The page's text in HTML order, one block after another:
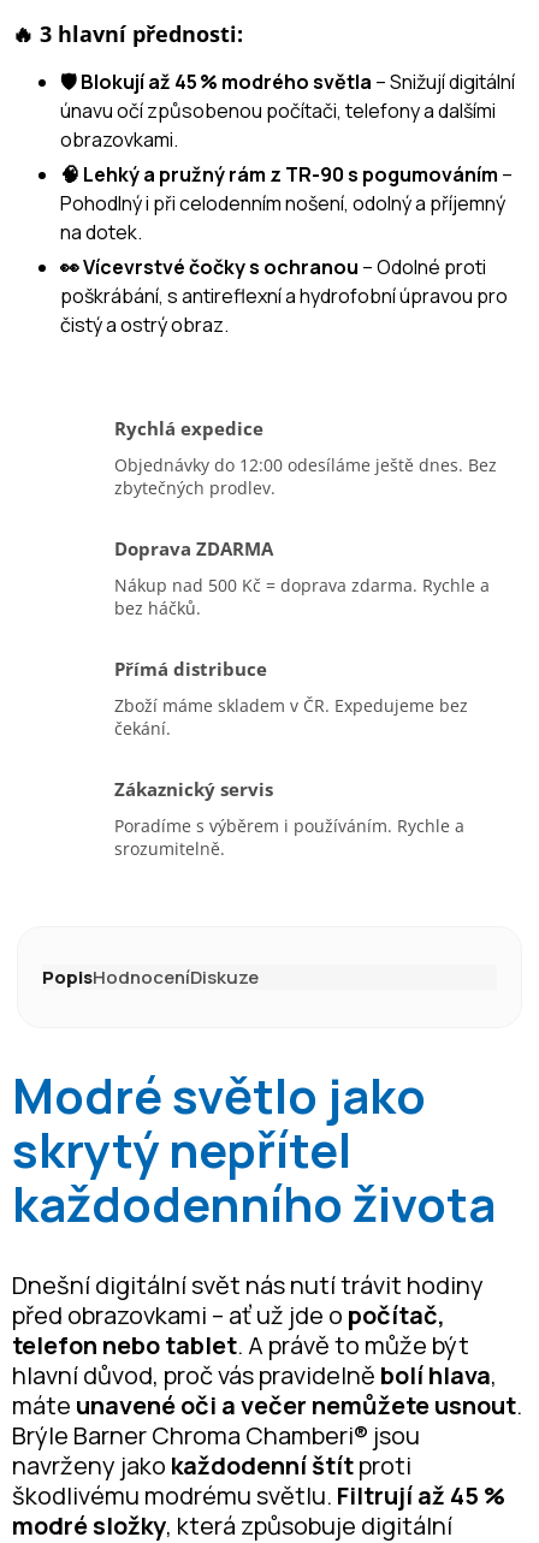
🔥 3 hlavní přednosti:
🛡️ Blokují až 45 % modrého světla – Snižují digitální
únavu očí způsobenou počítači, telefony a dalšími
obrazovkami.
🧠 Lehký a pružný rám z TR-90 s pogumováním –
Pohodlný i při celodenním nošení, odolný a příjemný
na dotek.
👀 Vícevrstvé čočky s ochranou – Odolné proti
poškrábání, s antireflexní a hydrofobní úpravou pro
čistý a ostrý obraz.
Rychlá expedice
Objednávky do 12:00 odesíláme ještě dnes. Bez
zbytečných prodlev.
Doprava ZDARMA
Nákup nad 500 Kč = doprava zdarma. Rychle a
bez háčků.
Přímá distribuce
Zboží máme skladem v ČR. Expedujeme bez
čekání.
Zákaznický servis
Poradíme s výběrem i používáním. Rychle a
srozumitelně.
PopisHodnoceníDiskuze
Modré světlo jako
skrytý nepřítel
každodenního života
Dnešní digitální svět nás nutí trávit hodiny
před obrazovkami – ať už jde o počítač,
telefon nebo tablet. A právě to může být
hlavní důvod, proč vás pravidelně bolí hlava,
máte unavené oči a večer nemůžete usnout.
Brýle Barner Chroma Chamberi® jsou
navrženy jako každodenní štítproti
škodlivému modrému světlu. Filtrují až 45 %
modré složky, která způsobuje digitální